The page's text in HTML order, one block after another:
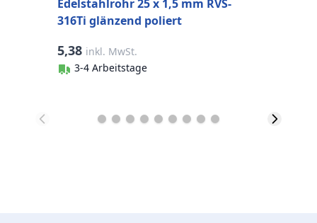
Edelstahlrohr 25 x 1,5 mm RVS-
316Ti glänzend poliert
5,38 inkl. MwSt.
3-4 Arbeitstage